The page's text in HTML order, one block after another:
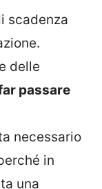
scadenza
delle
passare
necessario
in
una